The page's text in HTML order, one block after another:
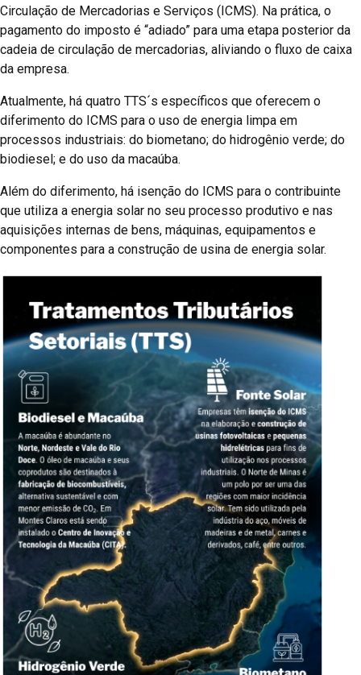
Circulação de Mercadorias e Serviços (ICMS). Na prática, o
pagamento do imposto é “adiado” para uma etapa posterior da
cadeia de circulação de mercadorias, aliviando o fluxo de caixa
da empresa.
Atualmente, há quatro TTS´s específicos que oferecem o
diferimento do ICMS para o uso de energia limpa em
processos industriais: do biometano; do hidrogênio verde; do
biodiesel; e do uso da macaúba.
Além do diferimento, há isenção do ICMS para o contribuinte
que utiliza a energia solar no seu processo produtivo e nas
aquisições internas de bens, máquinas, equipamentos e
componentes para a construção de usina de energia solar.